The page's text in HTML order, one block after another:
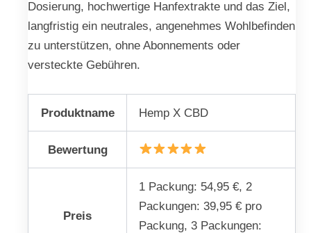
Dosierung, hochwertige Hanfextrakte und das Ziel,
langfristig ein neutrales, angenehmes Wohlbefinden
zu unterstützen, ohne Abonnements oder
versteckte Gebühren.
Produktname Hemp X CBD
Bewertung
Preis
1 Packung: 54,95 €, 2
Packungen: 39,95 € pro
Packung, 3 Packungen: